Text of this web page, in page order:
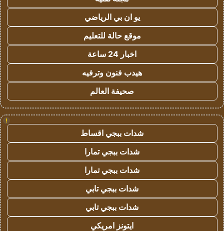
يو ان بي الرياضي
موقع حالة للتعليم
اخبار 24 ساعة
هيدب فنون وترفيه
صحيفة العالم
!
شدات ببجي اقساط
شدات ببجي تمارا
شدات ببجي تمارا
شدات ببجي تابي
شدات ببجي تابي
ايتونز امريكي